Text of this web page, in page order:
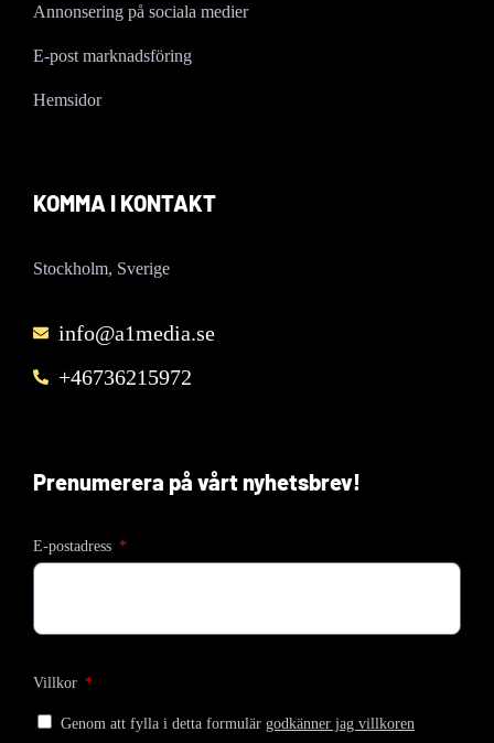
Annonsering på sociala medier
E-post marknadsföring
Hemsidor
KOMMA I KONTAKT
Stockholm, Sverige
info@a1media.se
+46736215972
Prenumerera på vårt nyhetsbrev!
E-postadress
Villkor
Genom att fylla i detta formulär godkänner jag villkoren